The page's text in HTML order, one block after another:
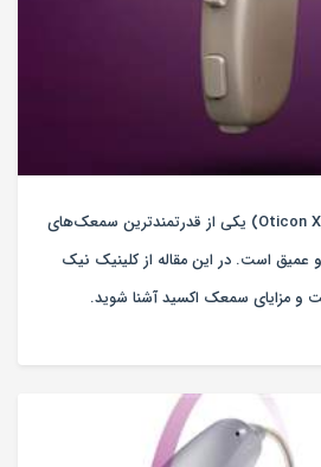
سمعک اکسید اتیکن (Oticon Xceed) یکی از قدرتمندترین سمعک‌های
عمیق است. در این مقاله از کلینیک نیک
و مزایای سمعک اکسید آشنا شوید.